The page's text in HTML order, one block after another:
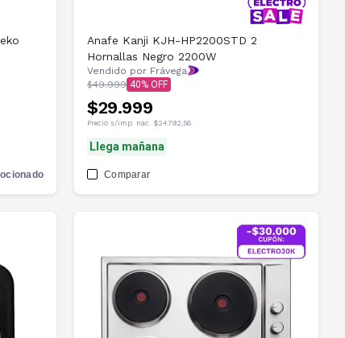
Anafe Kanji KJH-HP2200STD 2
Hornallas Negro 2200W
Vendido por Frávega
$49.999 40
$29.999
Precio s/imp. nac. $24.792,56
Llega mañana
Comparar